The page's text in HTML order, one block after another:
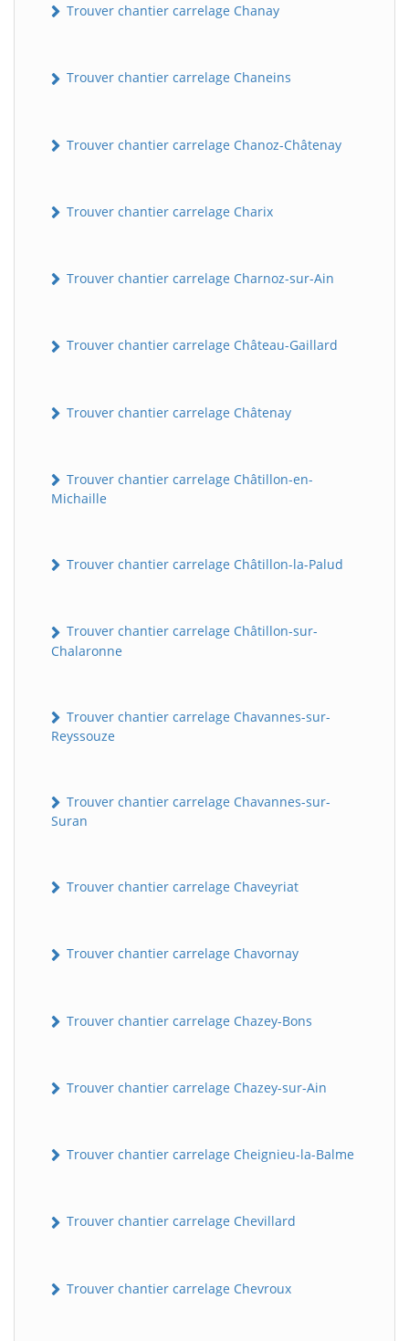
Trouver chantier carrelage Chanay
Trouver chantier carrelage Chaneins
Trouver chantier carrelage Chanoz-Châtenay
Trouver chantier carrelage Charix
Trouver chantier carrelage Charnoz-sur-Ain
Trouver chantier carrelage Château-Gaillard
Trouver chantier carrelage Châtenay
Trouver chantier carrelage Châtillon-en-
Michaille
Trouver chantier carrelage Châtillon-la-Palud
Trouver chantier carrelage Châtillon-sur-
Chalaronne
Trouver chantier carrelage Chavannes-sur-
Reyssouze
Trouver chantier carrelage Chavannes-sur-
Suran
Trouver chantier carrelage Chaveyriat
Trouver chantier carrelage Chavornay
Trouver chantier carrelage Chazey-Bons
Trouver chantier carrelage Chazey-sur-Ain
Trouver chantier carrelage Cheignieu-la-Balme
Trouver chantier carrelage Chevillard
Trouver chantier carrelage Chevroux
B BatiWebPro